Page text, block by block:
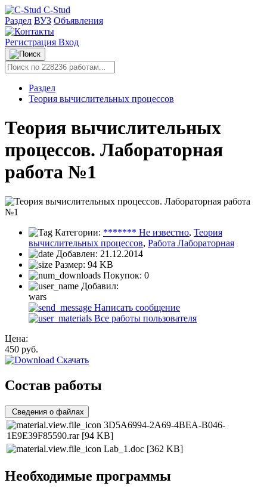
C-Stud
Раздел ВУЗ Объявления
Регистрация Вход
Раздел
Теория вычислительных процессов
Теория вычислительных
процессов. Лабораторная
работа №1
Категории: ******* Не известно, Теория
вычислительных процессов, Работа Лабораторная
Добавлен: 21.12.2014
Размер: 94 KB
Покупок: 0
Добавил:
wars
Написать сообщение
Все работы пользователя
Цена:
450 руб.
Скачать
Состав работы
Сведения о файлах
3D5A6994-2A69-4BEA-B046-
1E9E39F85590.rar [94 KB]
Lab_1.doc [362 KB]
Необходимые программы